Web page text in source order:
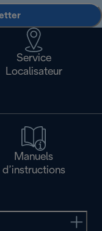
Service
Localisateur
Manuels
d’instructions